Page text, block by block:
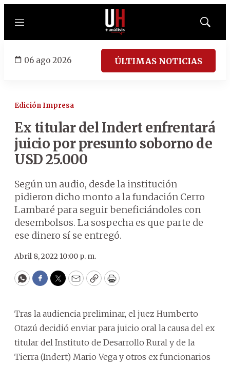
Menú
Mostrar
06 ago 2026 ÚLTIMAS NOTICIAS
Edición Impresa
Ex titular del Indert enfrentará
juicio por presunto soborno de
USD 25.000
Según un audio, desde la institución
pidieron dicho monto a la fundación Cerro
Lambaré para seguir beneficiándoles con
desembolsos. La sospecha es que parte de
ese dinero sí se entregó.
Abril 8, 2022 10:00 p. m.
WhatsApp
Facebook
Twitter
EmailCopyPrint
Tras la audiencia preliminar, el juez Humberto
Otazú decidió enviar para juicio oral la causa del ex
titular del Instituto de Desarrollo Rural y de la
Tierra (Indert) Mario Vega y otros ex funcionarios